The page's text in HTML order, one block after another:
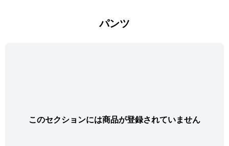
パンツ
このセクションには商品が登録されていません